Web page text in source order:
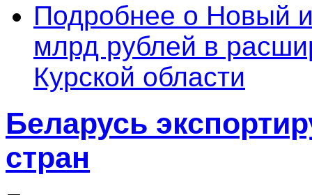
Подробнее о Новый
млрд рублей в
Курской области
Беларусь
стран